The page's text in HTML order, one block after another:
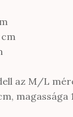
cm
az M/L
magassága